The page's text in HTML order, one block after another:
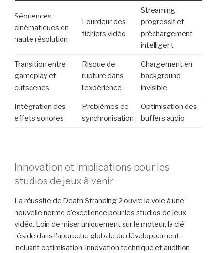
Séquences
cinématiques en
haute résolution
Lourdeur des
fichiers vidéo
Streaming
progressif et
préchargement
intelligent
Transition entre
gameplay et
cutscenes
Risque de
rupture dans
l’expérience
Chargement en
background
invisible
Intégration des
effets sonores
Problèmes de
synchronisation
Optimisation des
buffers audio
Innovation et implications pour les
studios de jeux à venir
La réussite de Death Stranding 2 ouvre la voie à une
nouvelle norme d’excellence pour les studios de jeux
vidéo. Loin de miser uniquement sur le moteur, la clé
réside dans l’approche globale du développement,
incluant optimisation, innovation technique et audition